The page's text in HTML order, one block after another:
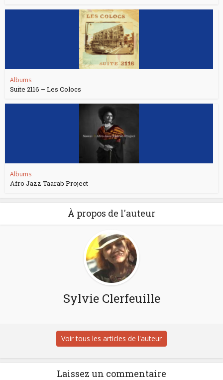
Albums
Suite 2116 – Les Colocs
Albums
Afro Jazz Taarab Project
À propos de l'auteur
Sylvie Clerfeuille
Voir tous les articles de l'auteur
Laissez un commentaire